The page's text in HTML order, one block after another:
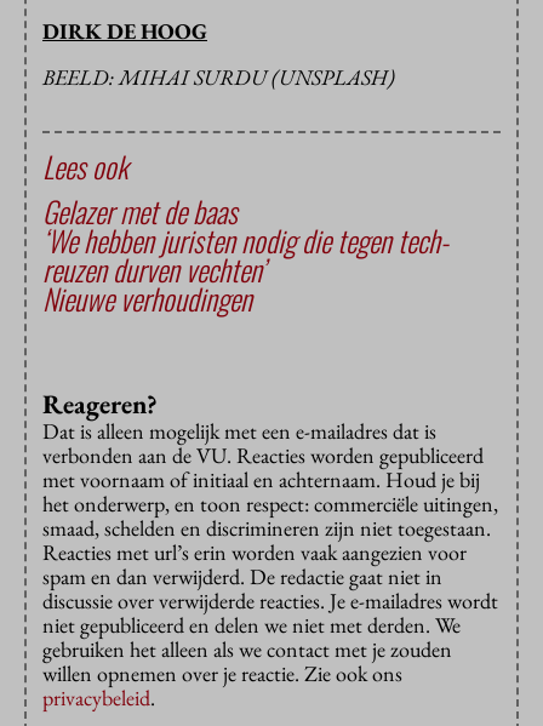
DIRK DE HOOG
BEELD: MIHAI SURDU (UNSPLASH)
Lees ook
Gelazer met de baas
‘We hebben juristen nodig die tegen tech-
reuzen durven vechten’
Nieuwe verhoudingen
Reageren?
Dat is alleen mogelijk met een e-mailadres dat is
verbonden aan de VU. Reacties worden gepubliceerd
met voornaam of initiaal en achternaam. Houd je bij
het onderwerp, en toon respect: commerciële uitingen,
smaad, schelden en discrimineren zijn niet toegestaan.
Reacties met url’s erin worden vaak aangezien voor
spam en dan verwijderd. De redactie gaat niet in
discussie over verwijderde reacties. Je e-mailadres wordt
niet gepubliceerd en delen we niet met derden. We
gebruiken het alleen als we contact met je zouden
willen opnemen over je reactie. Zie ook ons
privacybeleid.